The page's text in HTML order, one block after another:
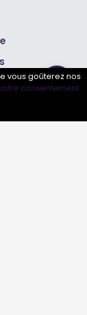
vous goûterez nos
consentement